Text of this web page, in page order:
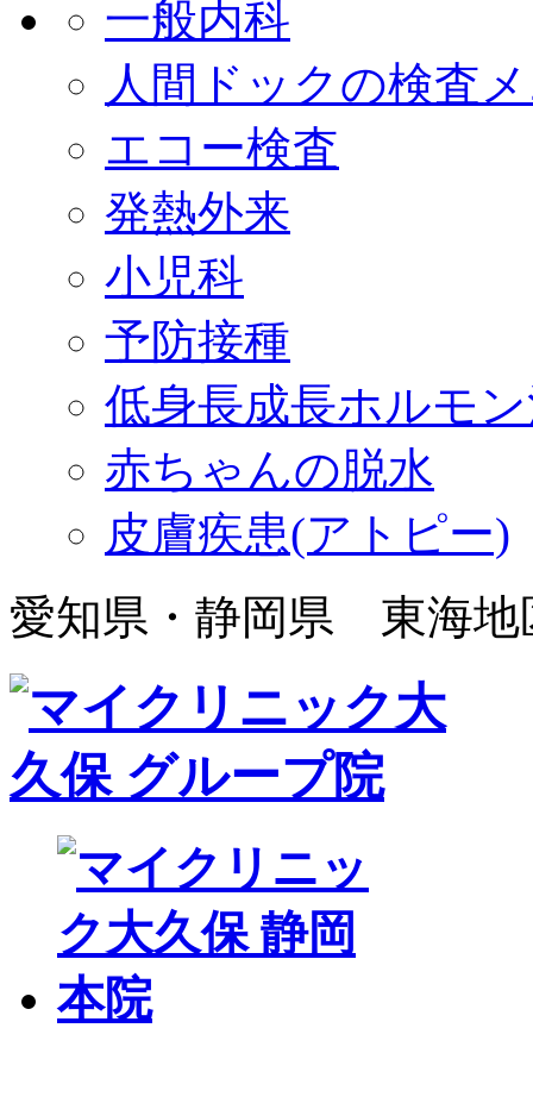
一般内科
人間ドックの検査
エコー検査
発熱外来
小児科
予防接種
低身長成長ホルモ
赤ちゃんの脱水
皮膚疾患(アトピー)
愛知県・静岡県 東海地